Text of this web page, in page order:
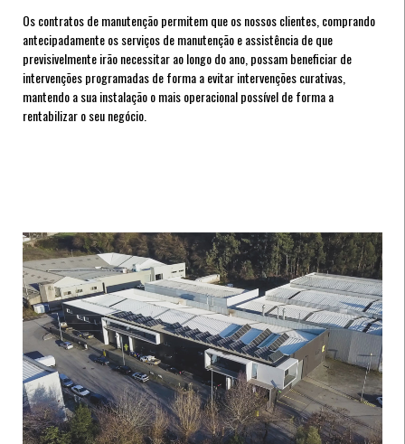
Os contratos de manutenção permitem que os nossos clientes, comprando
antecipadamente os serviços de manutenção e assistência de que
previsivelmente irão necessitar ao longo do ano, possam beneficiar de
intervenções programadas de forma a evitar intervenções curativas,
mantendo a sua instalação o mais operacional possível de forma a
rentabilizar o seu negócio.